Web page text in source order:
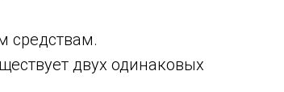
средствам.
двух одинаковых